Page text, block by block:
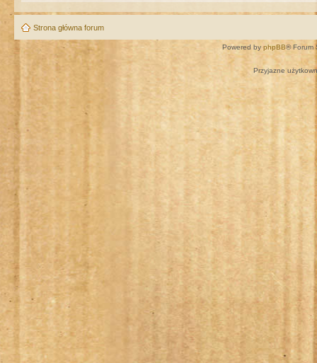
Strona główna forum
Powered by phpBB® Forum
Przyjazne